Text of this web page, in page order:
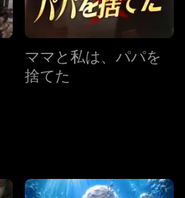
ママと私は、パパを
捨てた